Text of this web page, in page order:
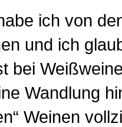
ich von
und ich
bei
Wandlung
Weinen